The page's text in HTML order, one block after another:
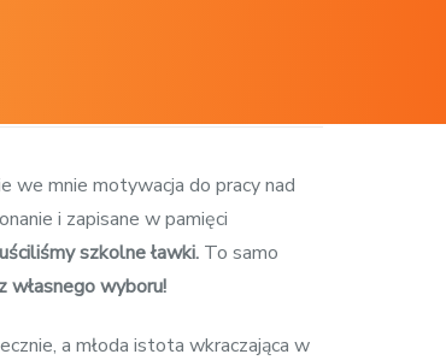
we mnie motywacja do pracy nad
i zapisane w pamięci
szkolne ławki. To samo
własnego wyboru!
a młoda istota wkraczająca w